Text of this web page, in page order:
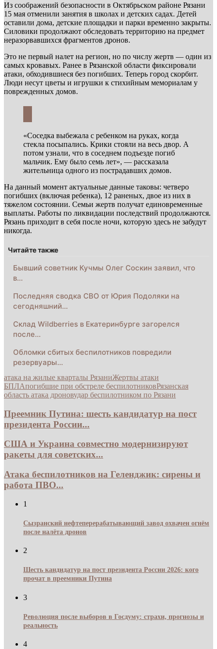
Из соображений безопасности в Октябрьском районе Рязани
15 мая отменили занятия в школах и детских садах. Детей
оставили дома, детские площадки и парки временно закрыты.
Силовики продолжают обследовать территорию на предмет
неразорвавшихся фрагментов дронов.
Это не первый налет на регион, но по числу жертв — один из
самых кровавых. Ранее в Рязанской области фиксировали
атаки, обходившиеся без погибших. Теперь город скорбит.
Люди несут цветы и игрушки к стихийным мемориалам у
поврежденных домов.
«Соседка выбежала с ребенком на руках, когда
стекла посыпались. Крики стояли на весь двор. А
потом узнали, что в соседнем подъезде погиб
мальчик. Ему было семь лет», — рассказала
жительница одного из пострадавших домов.
На данный момент актуальные данные таковы: четверо
погибших (включая ребенка), 12 раненых, двое из них в
тяжелом состоянии. Семьи жертв получат единовременные
выплаты. Работы по ликвидации последствий продолжаются.
Рязань приходит в себя после ночи, которую здесь не забудут
никогда.
Читайте также
Бывший советник Кучмы Олег Соскин заявил, что
в…
Последняя сводка СВО от Юрия Подоляки на
сегодняшний…
Склад Wildberries в Екатеринбурге загорелся
после…
Обломки сбитых беспилотников повредили
резервуары…
атака на жилые кварталы РязаниЖертвы атаки
БПЛАпогибшие при обстреле беспилотниковРязанская
область атака дроновудар беспилотником по Рязани
Преемник Путина: шесть кандидатур на пост
президента России...
США и Украина совместно модернизируют
ракеты для советских...
Атака беспилотников на Геленджик: сирены и
работа ПВО...
1
Сызранский нефтеперерабатывающий завод охвачен огнём
после налёта дронов
2
Шесть кандидатур на пост президента России 2026: кого
прочат в преемники Путина
3
Революция после выборов в Госдуму: страхи, прогнозы и
реальность
4